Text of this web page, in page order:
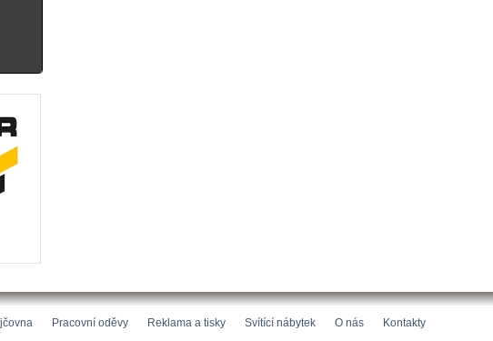
Pracovní oděvy Reklama a tisky Svítící nábytek O nás Kontakty